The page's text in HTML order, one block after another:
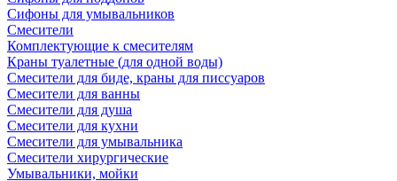
Сифоны для умывальников
Смесители
Комплектующие к смесителям
Краны туалетные (для одной воды)
Смесители для биде, краны для писсуаров
Смесители для ванны
Смесители для душа
Смесители для кухни
Смесители для умывальника
Смесители хирургические
Умывальники, мойки